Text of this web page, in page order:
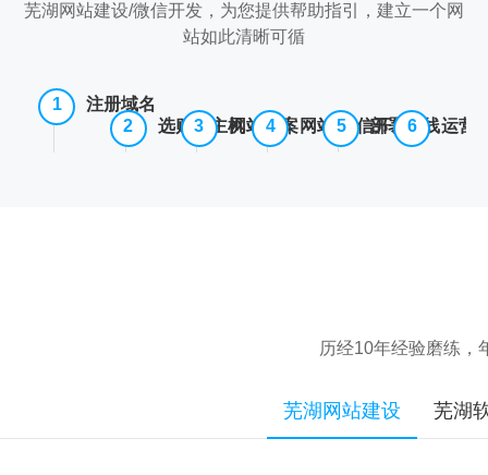
芜湖网站建设/微信开发，为您提供帮助指引，建立一个网
站如此清晰可循
注册域名
选购云主机网站备案 网站/微信开发
部署上线运营
历经10年经验磨练，
芜湖网站建设 芜湖